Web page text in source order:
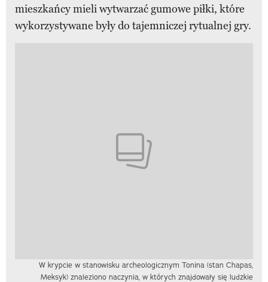
mieszkańcy mieli wytwarzać gumowe piłki, które
wykorzystywane były do tajemniczej rytualnej gry.
W krypcie w stanowisku archeologicznym Tonina (stan Chapas,
Meksyk) znaleziono naczynia, w których znajdowały się ludzkie